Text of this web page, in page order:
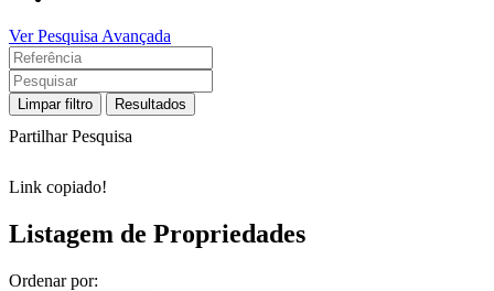
Ver Pesquisa Avançada
Limpar filtro Resultados
Partilhar Pesquisa
Link copiado!
Listagem de Propriedades
Ordenar por: